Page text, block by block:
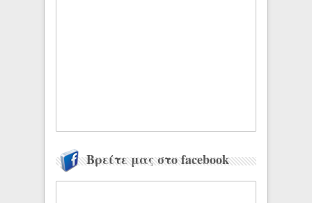
Βρείτε μας στο facebook